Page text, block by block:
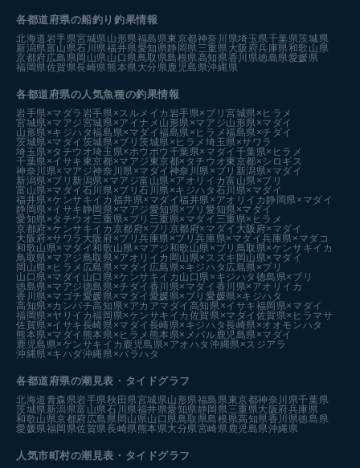
各都道府県の船釣り釣果情報
北海道岩手県宮城県山形県福島県東京都神奈川県埼玉県千葉県茨城県
新潟県富山県石川県福井県愛知県静岡県三重県大阪府兵庫県和歌山県
京都府広島県岡山県山口県鳥取県島根県高知県香川県徳島県愛媛県
福岡県佐賀県長崎県熊本県大分県鹿児島県沖縄県
各都道府県の人気魚種の釣果情報
岩手県×マダラ 岩手県×スルメイカ 岩手県×ブリ宮城県×ヒラメ
宮城県×マアジ宮城県×アイナメ 山形県×マアジ山形県×マダイ
山形県×キジハタ福島県×マダイ福島県×ヒラメ福島県×チダイ
茨城県×マダイ 茨城県×ブリ茨城県×ヒラメ埼玉県×サワラ
埼玉県×タチウオ埼玉県×ホウボウ 千葉県×マダイ 千葉県×ヒラメ
千葉県×イサキ 東京都×マアジ 東京都×タチウオ東京都×シロギス
神奈川県×マアジ神奈川県×マダイ 神奈川県×ブリ 新潟県×マダイ
新潟県×ブリ 新潟県×マアジ富山県×アオリイカ富山県×ブリ
富山県×マダイ 石川県×ブリ石川県×キジハタ 石川県×マダイ
福井県×ケンサキイカ 福井県×マダイ福井県×アオリイカ 静岡県×マダイ
静岡県×イサキ 静岡県×マアジ愛知県×ブリ愛知県×マダイ
愛知県×タチウオ三重県×ブリ 三重県×マダイ 三重県×ヒラメ
京都府×ケンサキイカ 京都府×ブリ 京都府×マダイ 大阪府×マダイ
大阪府×サワラ 大阪府×ブリ兵庫県×ブリ兵庫県×マダイ兵庫県×マダコ
和歌山県×マダイ和歌山県×マアジ和歌山県×ブリ 鳥取県×ケンサキイカ
鳥取県×マアジ鳥取県×アオリイカ 岡山県×スズキ 岡山県×マダイ
岡山県×ヒラメ 広島県×マダイ 広島県×キジハタ 広島県×ブリ
山口県×マダイ 山口県×ケンサキイカ 山口県×キジハタ 徳島県×ブリ
徳島県×マアジ徳島県×チダイ 香川県×マダイ 香川県×アオリイカ
香川県×マゴチ愛媛県×マダイ 愛媛県×ブリ愛媛県×キジハタ
高知県×カンパチ高知県×アカアマダイ 高知県×イサキ福岡県×マダイ
福岡県×ヤリイカ福岡県×ケンサキイカ 佐賀県×マダイ 佐賀県×ヒラマサ
佐賀県×イサキ長崎県×マダイ 長崎県×キジハタ長崎県×オオモンハタ
熊本県×マダイ 熊本県×ヒラメ 熊本県×メバル鹿児島県×マダイ
鹿児島県×ケンサキイカ 鹿児島県×アオハタ沖縄県×スジアラ
沖縄県×キハダ沖縄県×バラハタ
各都道府県の潮見表 ・タイドグラフ
北海道青森県岩手県秋田県宮城県山形県福島県東京都神奈川県千葉県
茨城県新潟県富山県石川県福井県愛知県静岡県三重県大阪府兵庫県
和歌山県京都府広島県 岡山県山口県鳥取県島根県高知県香川県徳島県
愛媛県福岡県佐賀県長崎県熊本県大分県宮崎県鹿児島県沖縄県
人気市町村の潮見表・タイドグラフ